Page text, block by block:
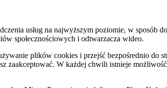
usług na najwyższym poziomie, w
społecznościowych i odtwarzacza wideo.
plików cookies i przejść bezpośrednio do
zaakceptować. W każdej chwili istnieje